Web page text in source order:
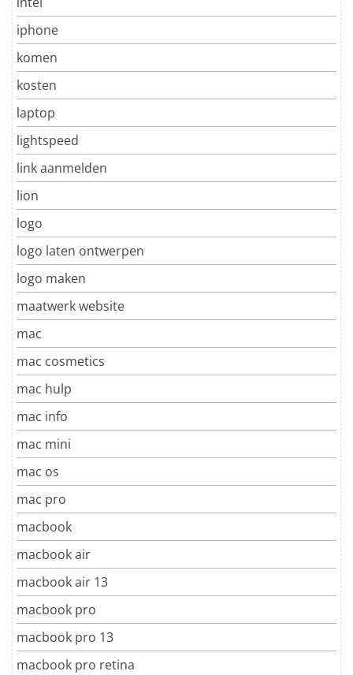
iphone
komen
kosten
laptop
lightspeed
link aanmelden
lion
logo
logo laten ontwerpen
logo maken
maatwerk website
mac
mac cosmetics
mac hulp
mac info
mac mini
mac os
mac pro
macbook
macbook air
macbook air 13
macbook pro
macbook pro 13
macbook pro retina